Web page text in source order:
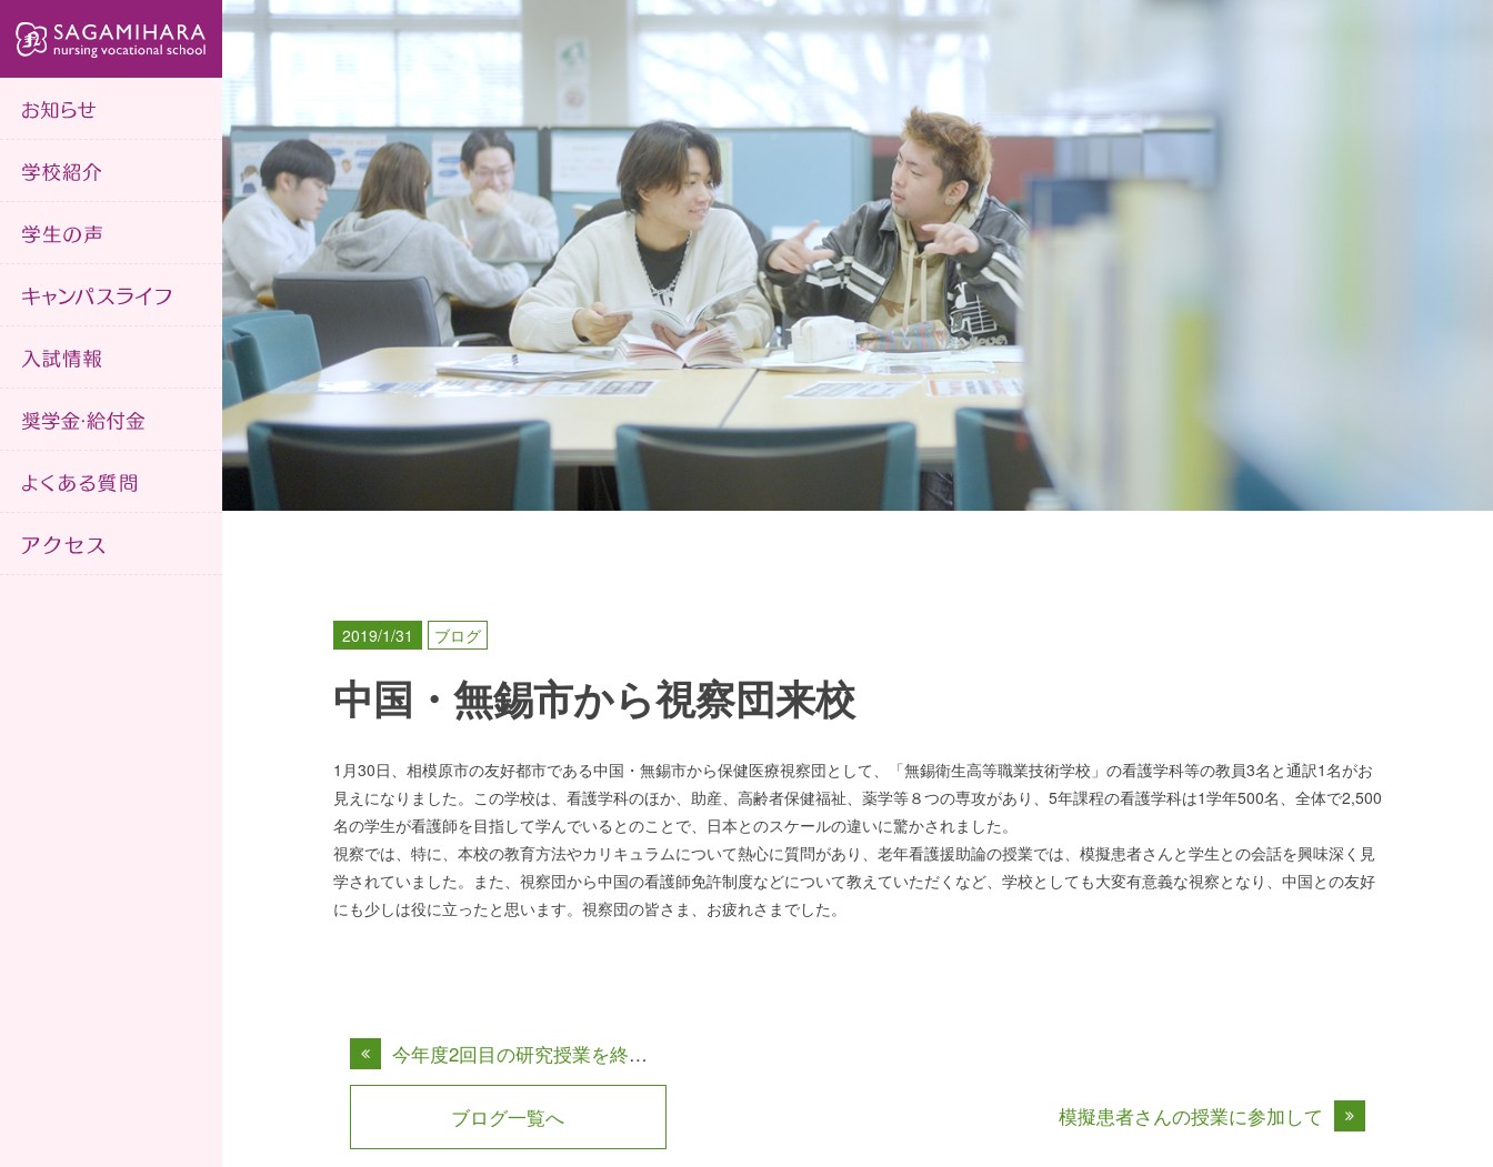
2019/1/31 ブログ
中国・無錫市から視察団来校
1月30日、相模原市の友好都市である中国・無錫市から保健医療視察団として、「無錫衛生高等職業技術学校」の看護学科等の教員3名と通訳1名がお
見えになりました。この学校は、看護学科のほか、助産、高齢者保健福祉、薬学等８つの専攻があり、5年課程の看護学科は1学年500名、全体で2,500
名の学生が看護師を目指して学んでいるとのことで、日本とのスケールの違いに驚かされました。
視察では、特に、本校の教育方法やカリキュラムについて熱心に質問があり、老年看護援助論の授業では、模擬患者さんと学生との会話を興味深く見
学されていました。また、視察団から中国の看護師免許制度などについて教えていただくなど、学校としても大変有意義な視察となり、中国との友好
にも少しは役に立ったと思います。視察団の皆さま、お疲れさまでした。
今年度2回目の研究授業を終えて
ブログ一覧へ 模擬患者さんの授業に参加して